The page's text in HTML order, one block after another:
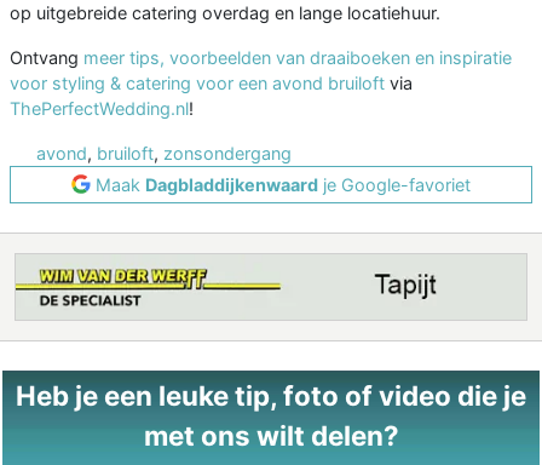
op uitgebreide catering overdag en lange locatiehuur.
Ontvang meer tips, voorbeelden van draaiboeken en inspiratie
voor styling & catering voor een avond bruiloft via
ThePerfectWedding.nl!
avond, bruiloft, zonsondergang
Maak Dagbladdijkenwaard je Google-favoriet
Heb je een leuke tip, foto of video die je
met ons wilt delen?